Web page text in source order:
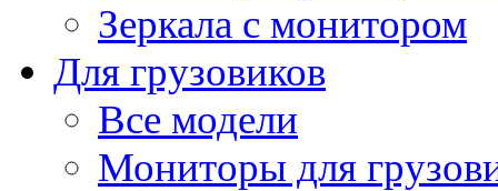
Зеркала с монитором
Для грузовиков
Все модели
Мониторы для